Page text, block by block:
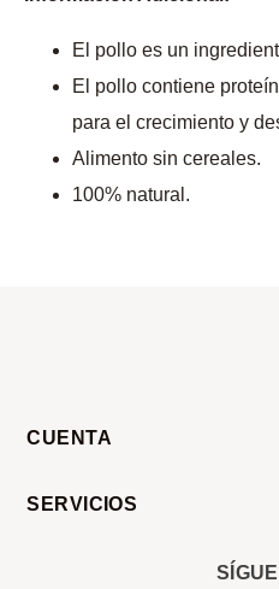
El pollo es un
El pollo contiene
para el crecimiento y
Alimento sin cereales.
100% natural.
CUENTA
SERVICIOS